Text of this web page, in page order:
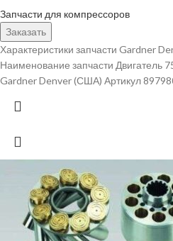
Запчасти для компрессоров
Заказать
Характеристики запчасти Gardner
Наименование запчасти Двигатель
Gardner Denver (США) Артикул